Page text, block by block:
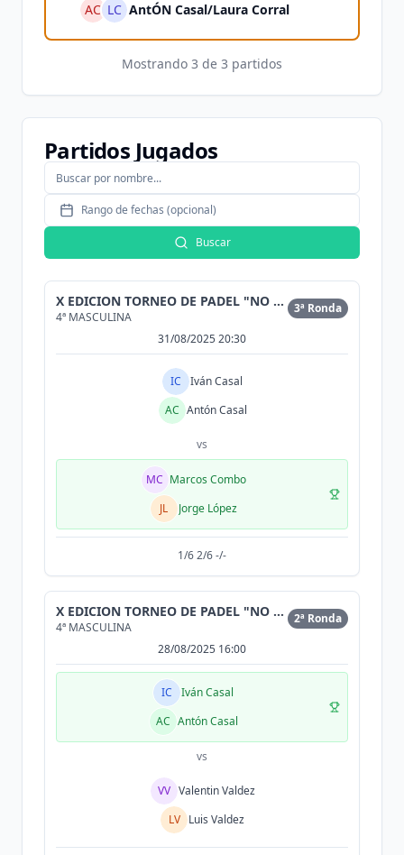
AC LC AntÓN Casal/Laura Corral
Mostrando 3 de 3 partidos
Partidos Jugados
Rango de fechas (opcional)
Buscar
X EDICION TORNEO DE PADEL "NO ESTAMOS SOLAS"
4ª MASCULINA
3ª Ronda
31/08/2025 20:30
IC
Iván Casal
AC Antón Casal
vs
MC Marcos Combo
JL
Jorge López
1/6 2/6 -/-
X EDICION TORNEO DE PADEL "NO ESTAMOS SOLAS"
4ª MASCULINA
2ª Ronda
28/08/2025 16:00
IC
Iván Casal
AC Antón Casal
vs
VV Valentin Valdez
LV
Luis Valdez